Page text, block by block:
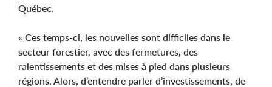
Québec.
« Ces temps-ci, les nouvelles sont difficiles dans le
secteur forestier, avec des fermetures, des
ralentissements et des mises à pied dans plusieurs
régions. Alors, d’entendre parler d’investissements, de